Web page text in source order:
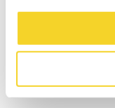
Kostenlose
30 Tage